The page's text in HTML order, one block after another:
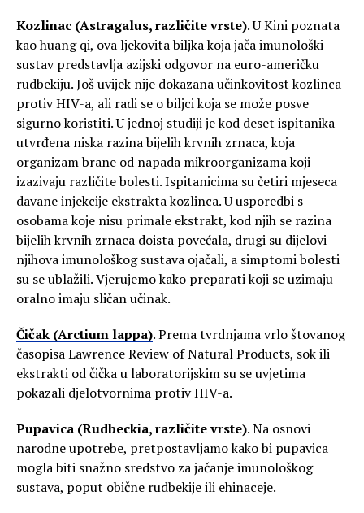
Kozlinac (Astragalus, različite vrste). U Kini poznata
kao huang qi, ova ljekovita biljka koja jača imunološki
sustav predstavlja azijski odgovor na euro-američku
rudbekiju. Još uvijek nije dokazana učinkovitost kozlinca
protiv HIV-a, ali radi se o biljci koja se može posve
sigurno koristiti. U jednoj studiji je kod deset ispitanika
utvrđena niska razina bijelih krvnih zrnaca, koja
organizam brane od napada mikroorganizama koji
izazivaju različite bolesti. Ispitanicima su četiri mjeseca
davane injekcije ekstrakta kozlinca. U usporedbi s
osobama koje nisu primale ekstrakt, kod njih se razina
bijelih krvnih zrnaca doista povećala, drugi su dijelovi
njihova imunološkog sustava ojačali, a simptomi bolesti
su se ublažili. Vjerujemo kako preparati koji se uzimaju
oralno imaju sličan učinak.
Čičak (Arctium lappa). Prema tvrdnjama vrlo štovanog
časopisa Lawrence Review of Natural Products, sok ili
ekstrakti od čička u laboratorijskim su se uvjetima
pokazali djelotvornima protiv HIV-a.
Pupavica (Rudbeckia, različite vrste). Na osnovi
narodne upotrebe, pretpostavljamo kako bi pupavica
mogla biti snažno sredstvo za jačanje imunološkog
sustava, poput obične rudbekije ili ehinaceje.